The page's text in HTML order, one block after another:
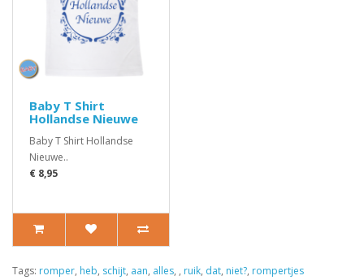
Baby T Shirt
Hollandse Nieuwe
Baby T Shirt Hollandse
Nieuwe..
€ 8,95
Tags: romper, heb, schijt, aan, alles, , ruik, dat, niet?, rompertjes